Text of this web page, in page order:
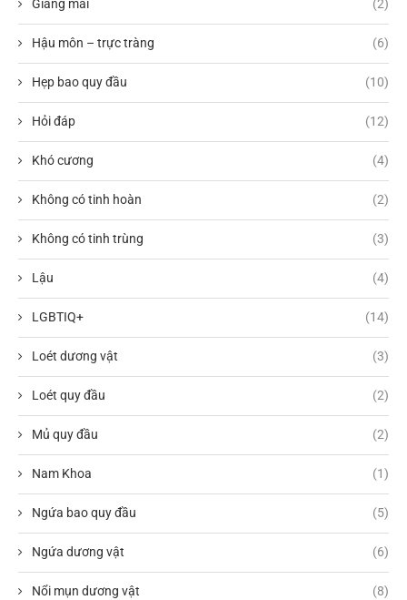
Giang mai (2)
Hậu môn – trực tràng (6)
Hẹp bao quy đầu (10)
Hỏi đáp (12)
Khó cương (4)
Không có tinh hoàn (2)
Không có tinh trùng (3)
Lậu (4)
LGBTIQ+ (14)
Loét dương vật (3)
Loét quy đầu (2)
Mủ quy đầu (2)
Nam Khoa (1)
Ngứa bao quy đầu (5)
Ngứa dương vật (6)
Nổi mụn dương vật (8)